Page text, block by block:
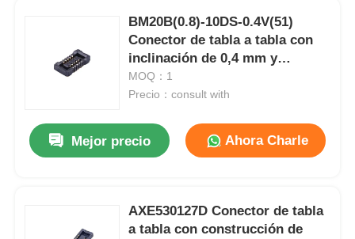
BM20B(0.8)-10DS-0.4V(51)
Conector de tabla a tabla con
inclinación de 0,4 mm y
posición 10 para aplicaciones
de alta densidad
MOQ：1
Precio：consult with
Mejor precio Ahora Charle
AXE530127D Conector de tabla
a tabla con construcción de